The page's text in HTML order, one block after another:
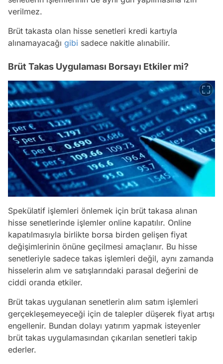
verilmez.
Brüt takasta olan hisse senetleri kredi kartıyla
alınamayacağı gibi sadece nakitle alınabilir.
Brüt Takas Uygulaması Borsayı Etkiler mi?
Spekülatif işlemleri önlemek için brüt takasa alınan
hisse senetlerinde işlemler online kapatılır. Online
kapatılmasıyla birlikte borsa birden gelişen fiyat
değişimlerinin önüne geçilmesi amaçlanır. Bu hisse
senetleriyle sadece takas işlemleri değil, aynı zamanda
hisselerin alım ve satışlarındaki parasal değerini de
ciddi oranda etkiler.
Brüt takas uygulanan senetlerin alım satım işlemleri
gerçekleşemeyeceği için de talepler düşerek fiyat artışı
engellenir. Bundan dolayı yatırım yapmak isteyenler
brüt takas uygulamasından çıkarılan senetleri takip
ederler.